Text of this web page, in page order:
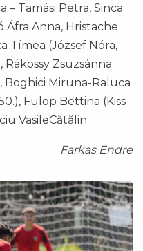
– Tamási Petra, Sinca
Áfra Anna, Hristache
Tímea (József Nóra,
Rákossy Zsuzsánna
Boghici Miruna-Raluca
Fülöp Bettina (Kiss
VasileCătălin
Farkas Endre